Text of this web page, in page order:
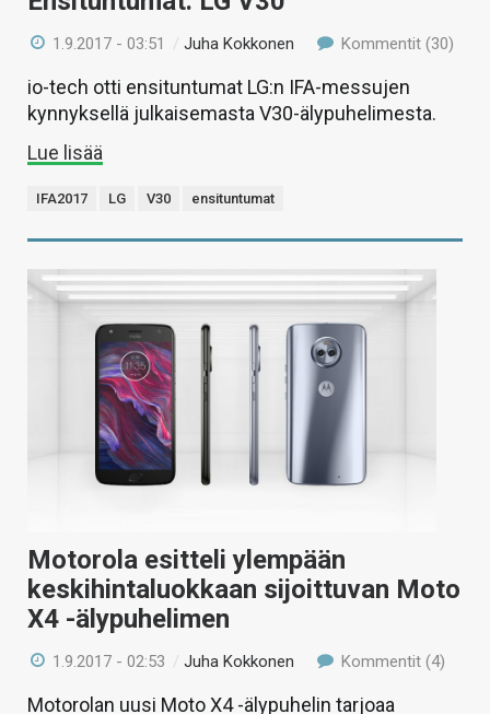
1.9.2017 - 03:51 /Juha Kokkonen Kommentit (30)
io-tech otti ensituntumat LG:n IFA-messujen
kynnyksellä julkaisemasta V30-älypuhelimesta.
Lue lisää
IFA2017 LG V30 ensituntumat
Motorola esitteli ylempään
keskihintaluokkaan sijoittuvan Moto
X4 -älypuhelimen
1.9.2017 - 02:53 /Juha Kokkonen Kommentit (4)
Motorolan uusi Moto X4 -älypuhelin tarjoaa